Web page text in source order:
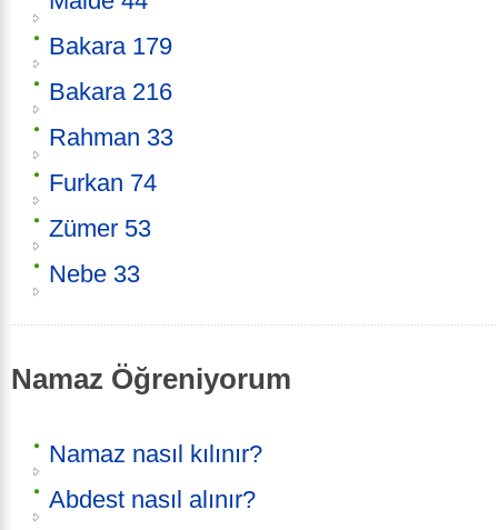
Bakara 179
Bakara 216
Rahman 33
Furkan 74
Zümer 53
Nebe 33
Namaz Öğreniyorum
Namaz nasıl kılınır?
Abdest nasıl alınır?